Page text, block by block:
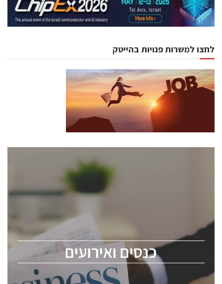
לחצו למשרות פנויות בהייטק
כנסים ואירועים
כנסים ואירועים
לכל העוסקים בתעשיית הסמיקונדקטור כולל מהנדסים,
ChipEx2026 will be held on May 12-13, 2026. The
conference is intended for everyone involved in the